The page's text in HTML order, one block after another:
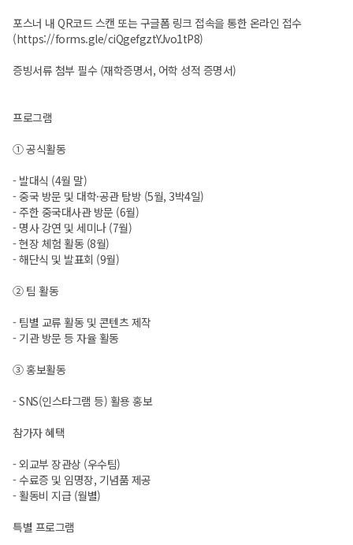
포스너 내 QR코드 스캔 또는 구글폼 링크 접속을 통한 온라인 접수
(https://forms.gle/ciQgefgztYJvo1tP8)
증빙서류 첨부 필수 (재학증명서, 어학 성적 증명서)
프로그램
① 공식활동
- 발대식 (4월 말)
- 중국 방문 및 대학·공관 탐방 (5월, 3박4일)
- 주한 중국대사관 방문 (6월)
- 명사 강연 및 세미나 (7월)
- 현장 체험 활동 (8월)
- 해단식 및 발표회 (9월)
② 팀 활동
- 팀별 교류 활동 및 콘텐츠 제작
- 기관 방문 등 자율 활동
③ 홍보활동
- SNS(인스타그램 등) 활용 홍보
참가자 혜택
- 외교부 장관상 (우수팀)
- 수료증 및 임명장, 기념품 제공
- 활동비 지급 (월별)
특별 프로그램